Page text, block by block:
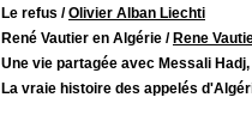
Le refus /Olivier Alban Liechti
René Vautier en Algérie / Rene
Une vie partagée avec Messali
La vraie histoire des appelés